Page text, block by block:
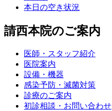
本日の空き状況
請西本院のご案内
医師・スタッフ紹介
医院案内
設備・機器
感染予防・滅菌対策
診療のご案内
初診相談・お問い合わせ